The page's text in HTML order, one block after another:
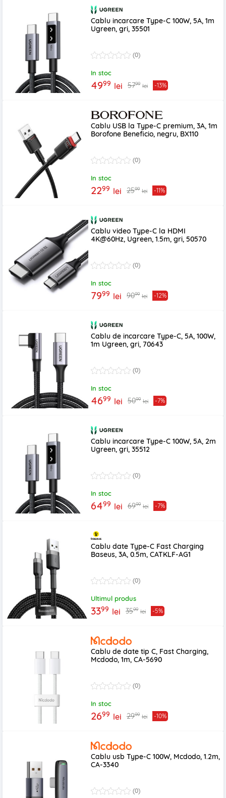
Cablu incarcare Type-C 100W, 5A, 1m
Ugreen, gri, 35501
(0)
In stoc
4999 lei 5799 lei -13%
Cablu USB la Type-C premium, 3A, 1m
Borofone Beneficio, negru, BX110
(0)
In stoc
2299 lei 2599 lei -11%
Cablu video Type-C la HDMI
4K@60Hz, Ugreen, 1.5m, gri, 50570
(0)
In stoc
7999 lei 9099 lei -12%
Cablu de incarcare Type-C, 5A, 100W,
1m Ugreen, gri, 70643
(0)
In stoc
4699 lei 5099 lei -7%
Cablu incarcare Type-C 100W, 5A, 2m
Ugreen, gri, 35512
(0)
In stoc
6499 lei 6999 lei -7%
Cablu date Type-C Fast Charging
Baseus, 3A, 0.5m, CATKLF-AG1
(0)
Ultimul produs
3399 lei 3599 lei -5%
Cablu de date tip C, Fast Charging,
Mcdodo, 1m, CA-5690
(0)
In stoc
2699 lei 2999 lei -10%
Cablu usb Type-C 100W, Mcdodo, 1.2m,
CA-3340
(0)